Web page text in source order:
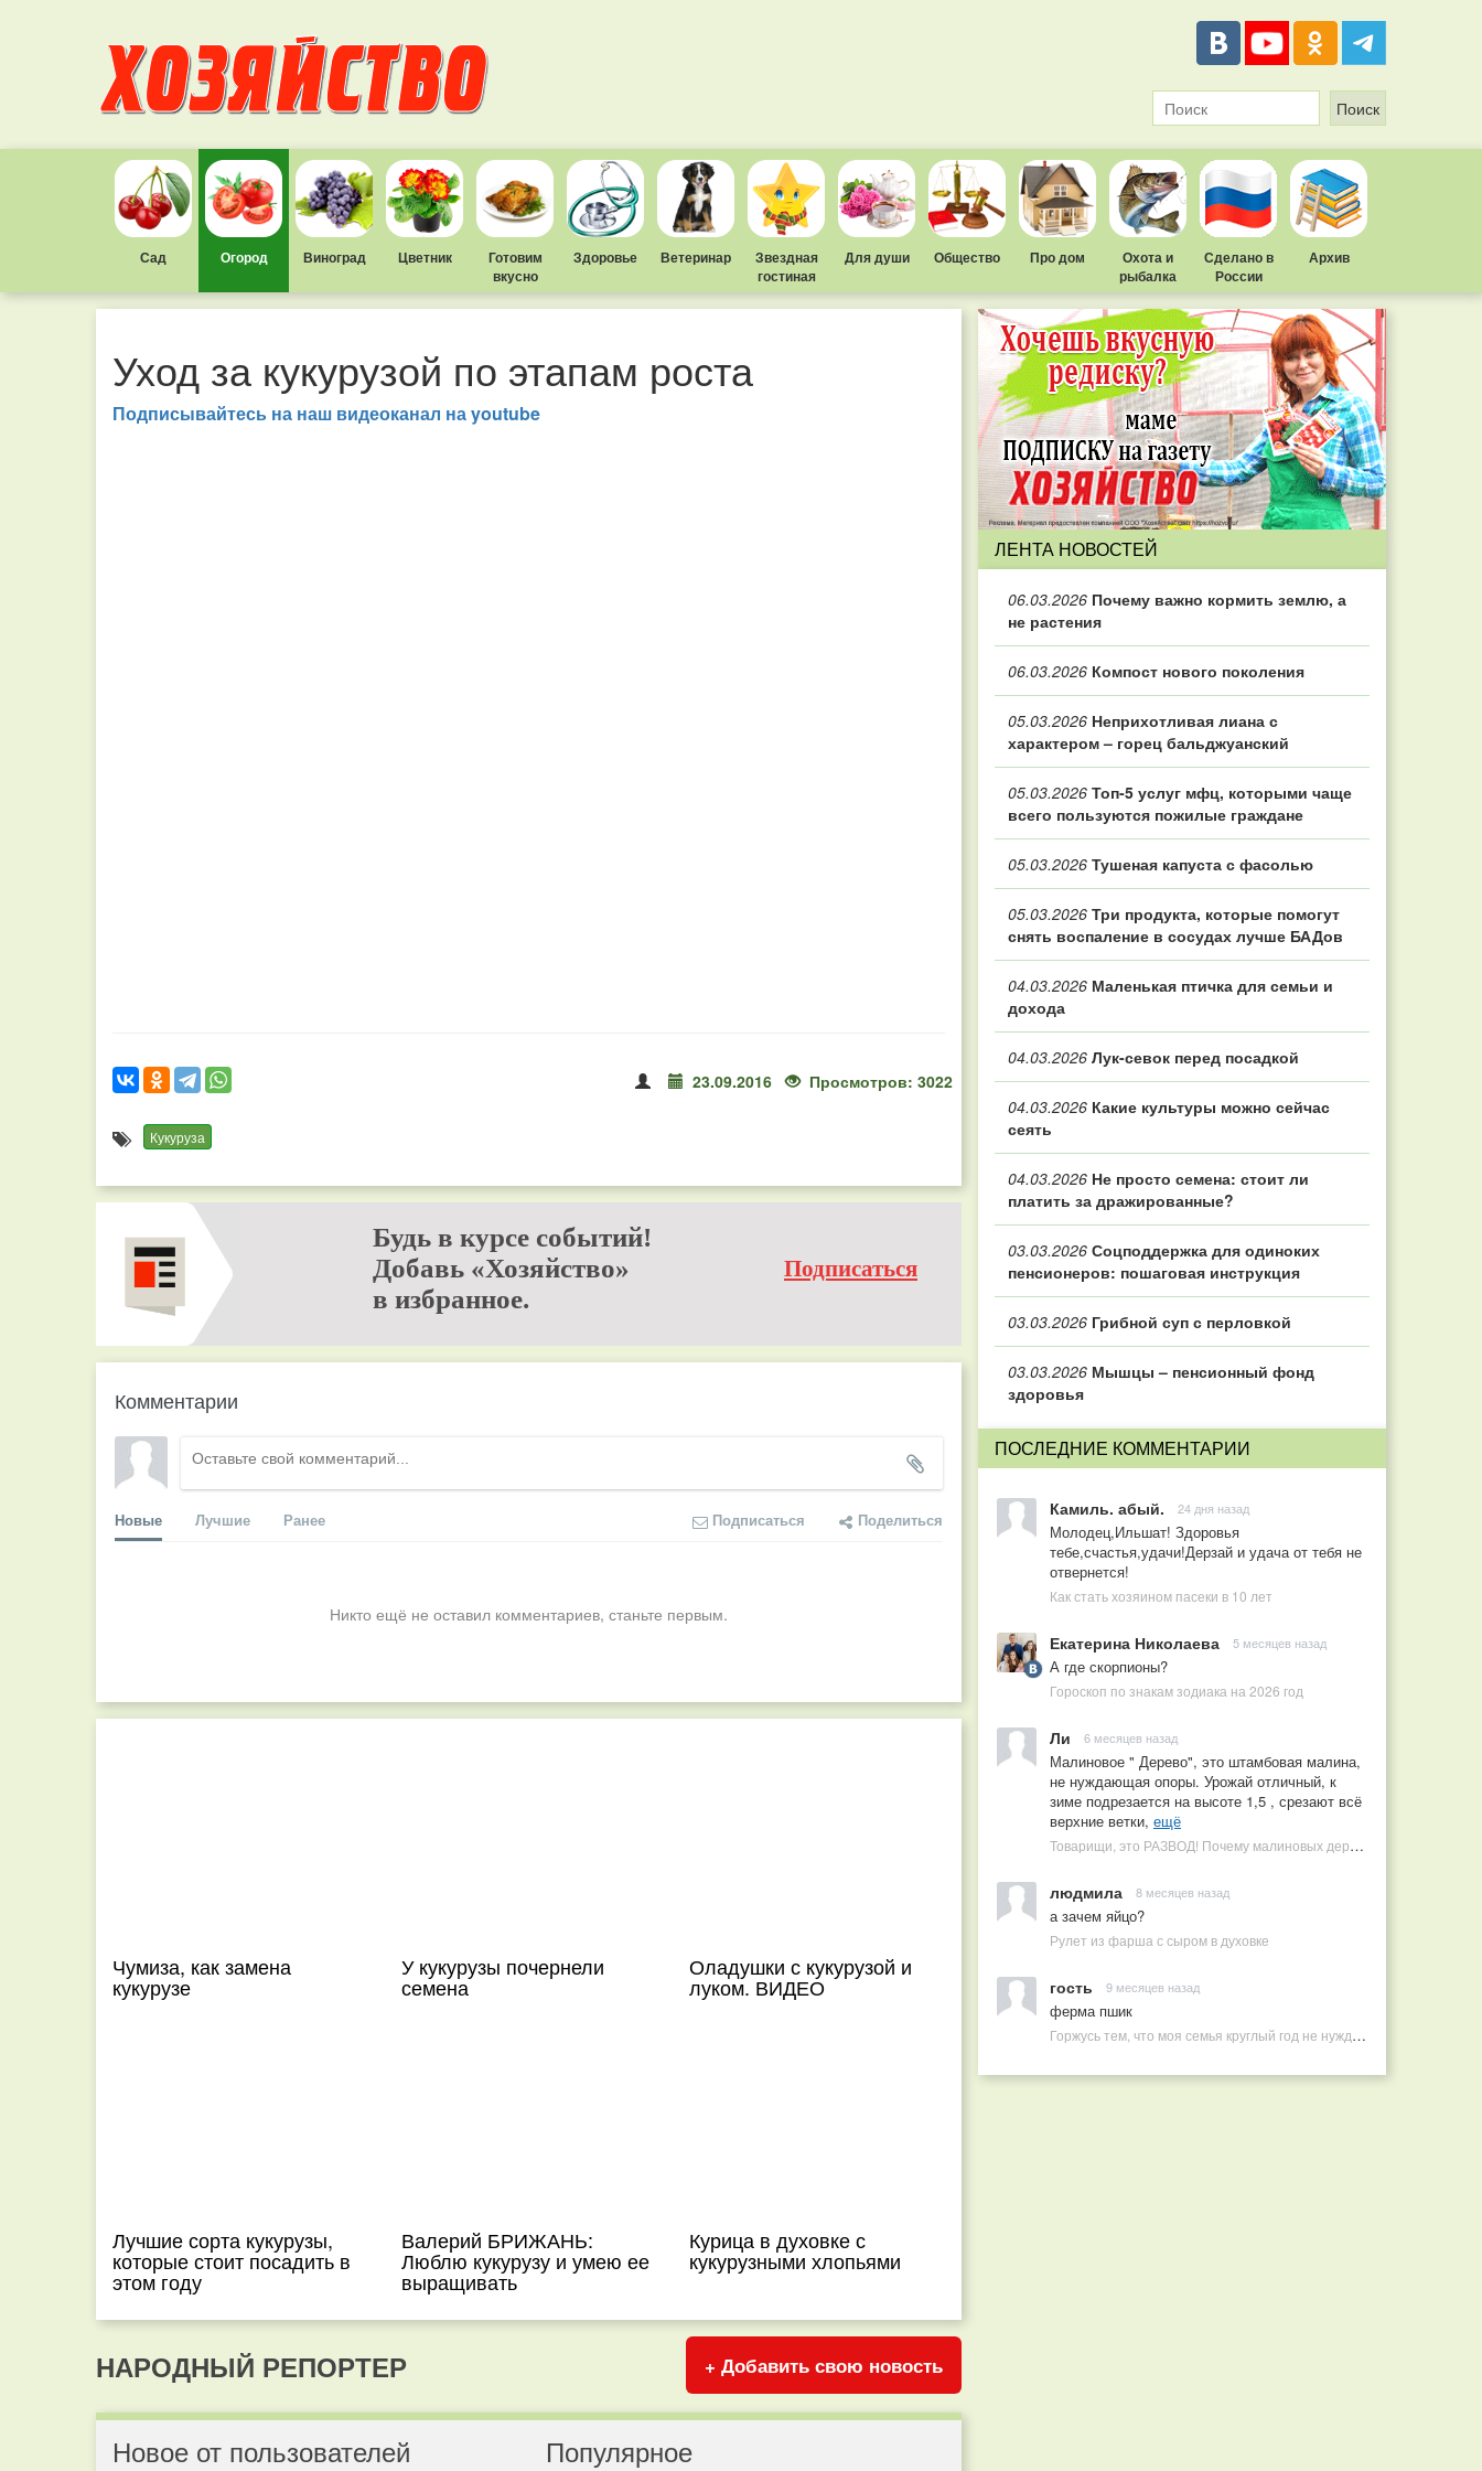
Сад Огород Виноград Цветник
Готовим
вкусно
Здоровье Ветеринар
Звездная
гостиная
Для души Общество Про дом
Охота и
рыбалка
Сделано в
России
Архив
Уход за кукурузой по этапам роста
Подписывайтесь на наш видео­канал на youtube
23.09.2016 Просмотров: 3022
Кукуруза
Будь в курсе событий!
Добавь «Хозяйство»
в избранное.
Подписаться
Комментарии
Новые Лучшие Ранее Подписаться Поделиться
Никто ещё не оставил комментариев, станьте первым.
Чумиза, как замена
кукурузе
У кукурузы почернели
семена
Оладушки с кукурузой и
луком. ВИДЕО
Лучшие сорта кукурузы,
которые стоит посадить в
этом году
Валерий БРИЖАНЬ:
Люблю кукурузу и умею ее
выращивать
Курица в духовке с
кукурузными хлопьями
НАРОДНЫЙ РЕПОРТЕР + Добавить свою новость
Новое от пользователей Популярное
ЛЕНТА НОВОСТЕЙ
06.03.2026 Почему важно кормить землю, а
не растения
06.03.2026 Компост нового поколения
05.03.2026 Неприхотливая лиана с
характером – горец бальджуанский
05.03.2026 Топ‑5 услуг мфц, которыми чаще
всего пользуются пожилые граждане
05.03.2026 Тушеная капуста с фасолью
05.03.2026 Три продукта, которые помогут
снять воспаление в сосудах лучше БАДов
04.03.2026 Маленькая птичка для семьи и
дохода
04.03.2026 Лук-севок перед посадкой
04.03.2026 Какие культуры можно сейчас
сеять
04.03.2026 Не просто семена: стоит ли
платить за дражированные?
03.03.2026 Соцподдержка для одиноких
пенсионеров: пошаговая инструкция
03.03.2026 Грибной суп с перловкой
03.03.2026 Мышцы – пенсионный фонд
здоровья
ПОСЛЕДНИЕ КОММЕНТАРИИ
Камиль. абый. 24 дня назад
Молодец,Ильшат! Здоровья
тебе,счастья,удачи!Дерзай и удача от тебя не
отвернется!
Как стать хозяином пасеки в 10 лет
Екатерина Николаева 5 месяцев назад
А где скорпионы?
Гороскоп по знакам зодиака на 2026 год
Ли 6 месяцев назад
Малиновое " Дерево", это штамбовая малина,
не нуждающая опоры. Урожай отличный, к
зиме подрезается на высоте 1,5 , срезают всё
верхние ветки, ещё
Товарищи, это РАЗВОД! Почему малиновых деревьев не бывает, или Как ушлые продавцы наживаются на мечтах садоводов
людмила 8 месяцев назад
а зачем яйцо?
Рулет из фарша с сыром в духовке
гость 9 месяцев назад
ферма пшик
Горжусь тем, что моя семья круглый год не нуждается в покупных витаминах